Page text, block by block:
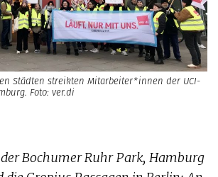
Städten streikten Mitarbeiter*innen der UCI-
Foto: ver.di
Bochumer Ruhr Park, Hamburg